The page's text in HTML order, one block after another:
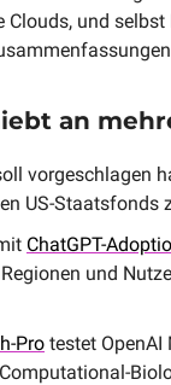
Clouds, und
an
vorgeschlagen
US-Staatsfonds
ChatGPT-
und
Pro testet